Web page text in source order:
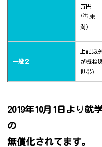
万円
(注) 未
満）
一般２
上記以
が概ね
世帯）
2019年10月1日より就
の
無償化されてます。